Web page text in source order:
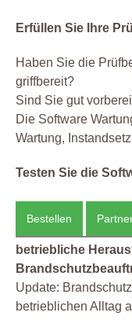
Erfüllen Sie Ihre
Haben Sie die
griffbereit?
Sind Sie gut
Die Software
Wartung,
Testen Sie die
Bestellen
betriebliche
Update:
betrieblichen Alltag